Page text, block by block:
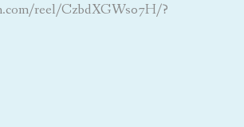
reel/CzbdXGWs07H/?